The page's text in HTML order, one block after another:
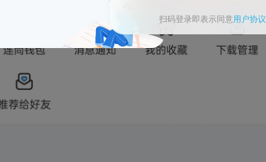
扫码登录即表示同意用户协议